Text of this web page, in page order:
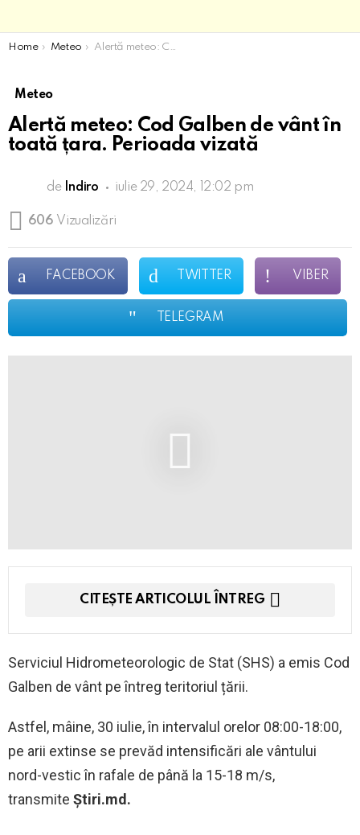
You are here:
Home Meteo Alertă meteo: Cod Galben de vânt în toată țara. Perioada vizată
Meteo
Alertă meteo: Cod Galben de vânt în
toată țara. Perioada vizată
de Indiro iulie 29, 2024, 12:02 pm
606 Vizualizări
FACEBOOK TWITTER VIBER
TELEGRAM
CITEȘTE ARTICOLUL ÎNTREG
Serviciul Hidrometeorologic de Stat (SHS) a emis Cod
Galben de vânt pe întreg teritoriul țării.
Astfel, mâine, 30 iulie, în intervalul orelor 08:00-18:00,
pe arii extinse se prevăd intensificări ale vântului
nord-vestic în rafale de până la 15-18 m/s,
transmite Știri.md.